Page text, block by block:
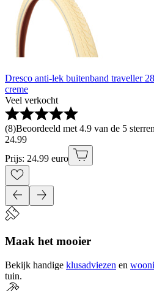
Dresco anti-lek buitenband traveller
creme
Veel verkocht
(8)Beoordeeld met 4.9 van de 5
24.99
Prijs: 24.99 euro
Maak het mooier
Bekijk handige klusadviezen en
tuin.